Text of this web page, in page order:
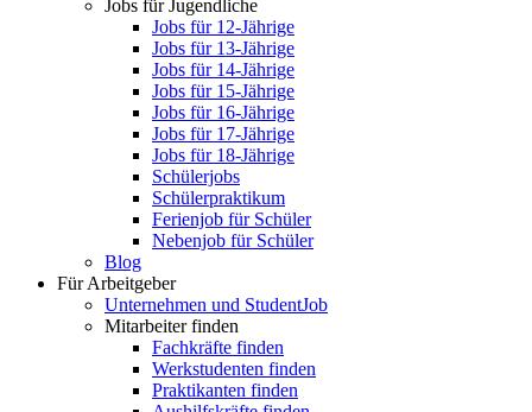
Jobs für Jugendliche
Jobs für 12-Jährige
Jobs für 13-Jährige
Jobs für 14-Jährige
Jobs für 15-Jährige
Jobs für 16-Jährige
Jobs für 17-Jährige
Jobs für 18-Jährige
Schülerjobs
Schülerpraktikum
Ferienjob für Schüler
Nebenjob für Schüler
Blog
Für Arbeitgeber
Unternehmen und StudentJob
Mitarbeiter finden
Fachkräfte finden
Werkstudenten finden
Praktikanten finden